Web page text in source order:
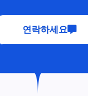
연락하세요